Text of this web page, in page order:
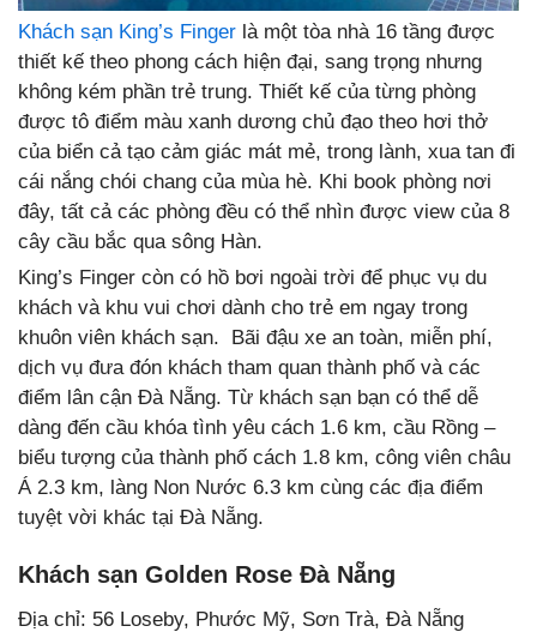
Khách sạn King’s Finger là một tòa nhà 16 tầng được
thiết kế theo phong cách hiện đại, sang trọng nhưng
không kém phần trẻ trung. Thiết kế của từng phòng
được tô điểm màu xanh dương chủ đạo theo hơi thở
của biển cả tạo cảm giác mát mẻ, trong lành, xua tan đi
cái nắng chói chang của mùa hè. Khi book phòng nơi
đây, tất cả các phòng đều có thể nhìn được view của 8
cây cầu bắc qua sông Hàn.
King’s Finger còn có hồ bơi ngoài trời để phục vụ du
khách và khu vui chơi dành cho trẻ em ngay trong
khuôn viên khách sạn. Bãi đậu xe an toàn, miễn phí,
dịch vụ đưa đón khách tham quan thành phố và các
điểm lân cận Đà Nẵng. Từ khách sạn bạn có thể dễ
dàng đến cầu khóa tình yêu cách 1.6 km, cầu Rồng –
biểu tượng của thành phố cách 1.8 km, công viên châu
Á 2.3 km, làng Non Nước 6.3 km cùng các địa điểm
tuyệt vời khác tại Đà Nẵng.
Khách sạn Golden Rose Đà Nẵng
Địa chỉ: 56 Loseby, Phước Mỹ, Sơn Trà, Đà Nẵng